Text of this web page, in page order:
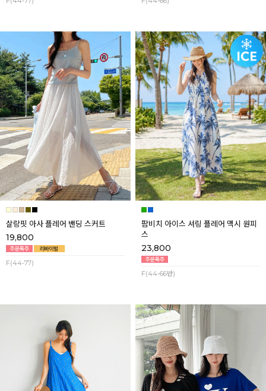
살랑핏 아사 플레어 밴딩 스커트
19,800
F(44-77)
팜비치 아이스 셔링 플레어 맥시 원피
스
23,800
F(44-66반)